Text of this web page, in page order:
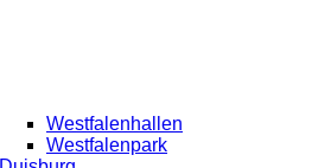
Westfalenhallen
Westfalenpark